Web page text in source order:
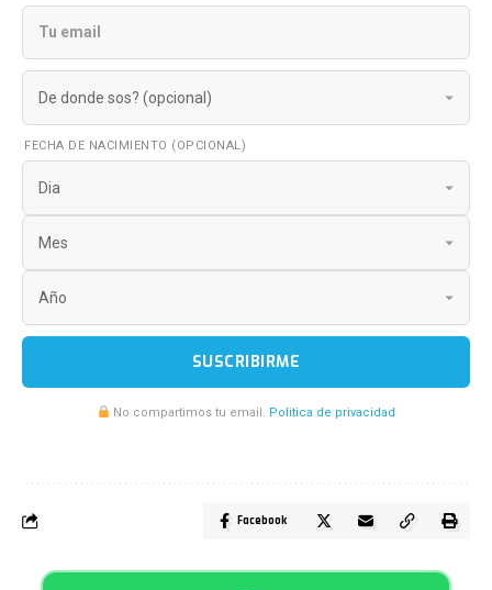
FECHA DE NACIMIENTO (OPCIONAL)
SUSCRIBIRME
No compartimos tu email. Politica de privacidad
Facebook